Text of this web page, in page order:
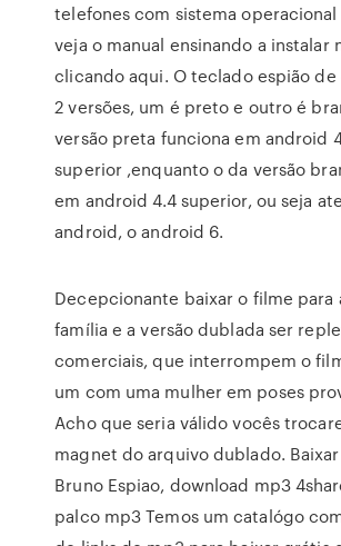
telefones com sistema
veja o manual ensinando a instalar
clicando aqui. O teclado espião
2 versões, um é preto e outro é
versão preta funciona em android
superior ,enquanto o da versão
em android 4.4 superior, ou seja
android, o android 6.
Decepcionante baixar o filme para
família e a versão dublada ser
comerciais, que interrompem o
um com uma mulher em poses
Acho que seria válido vocês
magnet do arquivo dublado.
Bruno Espiao, download mp3
palco mp3 Temos um catalógo